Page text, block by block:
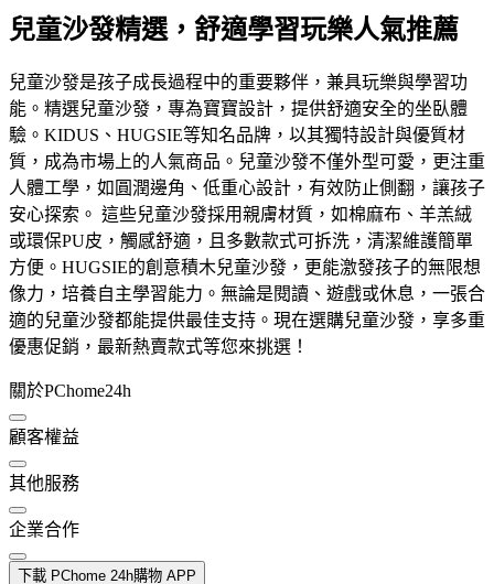
兒童沙發精選，舒適學習玩樂人氣推薦
兒童沙發是孩子成長過程中的重要夥伴，兼具玩樂與學習功
能。精選兒童沙發，專為寶寶設計，提供舒適安全的坐臥體
驗。KIDUS、HUGSIE等知名品牌，以其獨特設計與優質材
質，成為市場上的人氣商品。兒童沙發不僅外型可愛，更注重
人體工學，如圓潤邊角、低重心設計，有效防止側翻，讓孩子
安心探索。 這些兒童沙發採用親膚材質，如棉麻布、羊羔絨
或環保PU皮，觸感舒適，且多數款式可拆洗，清潔維護簡單
方便。HUGSIE的創意積木兒童沙發，更能激發孩子的無限想
像力，培養自主學習能力。無論是閱讀、遊戲或休息，一張合
適的兒童沙發都能提供最佳支持。現在選購兒童沙發，享多重
優惠促銷，最新熱賣款式等您來挑選！
關於PChome24h
顧客權益
其他服務
企業合作
下載 PChome 24h購物 APP